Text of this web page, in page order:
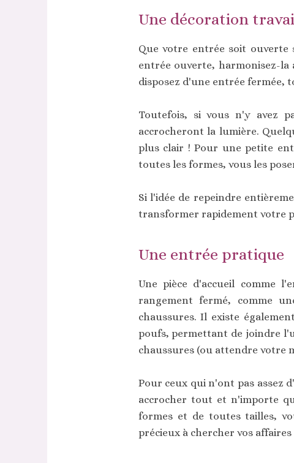
Une décoration
Que votre entrée soit
entrée ouverte, harmonisez-la
disposez d'une entrée fermée,
Toutefois, si vous n'y avez
accrocheront la lumière.
plus clair ! Pour une petite
toutes les formes, vous les
Si l'idée de repeindre
transformer rapidement votre
Une entrée pratique
Une pièce d'accueil comme
rangement fermé, comme
chaussures. Il existe
poufs, permettant de joindre
chaussures (ou attendre votre
Pour ceux qui n'ont pas assez
accrocher tout et n'importe
formes et de toutes tailles,
précieux à chercher vos